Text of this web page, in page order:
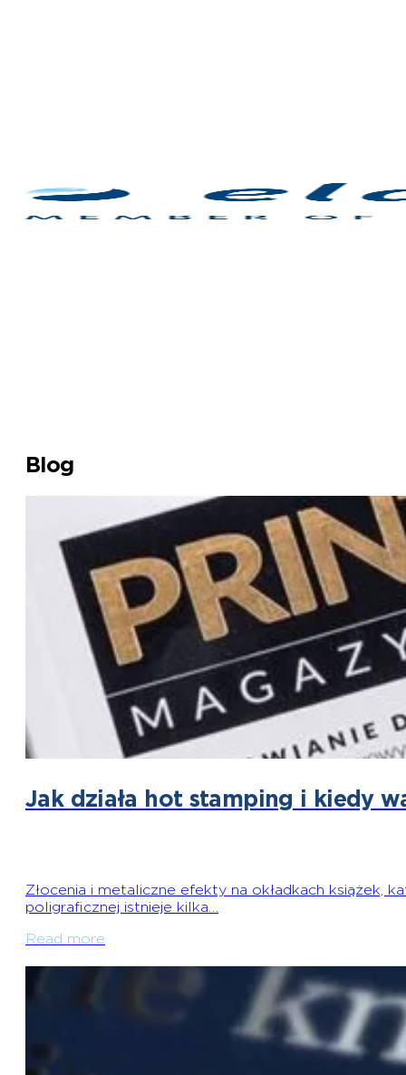
Blog
Jak działa hot stamping i kiedy
Złocenia i metaliczne efekty na okładkach książek,
poligraficznej istnieje kilka…
Read more